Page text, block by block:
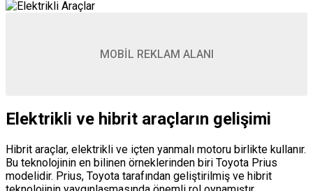
MOBİL REKLAM ALANI
Elektrikli ve hibrit araçların gelişimi
Hibrit araçlar, elektrikli ve içten yanmalı motoru birlikte kullanır.
Bu teknolojinin en bilinen örneklerinden biri Toyota Prius
modelidir. Prius, Toyota tarafından geliştirilmiş ve hibrit